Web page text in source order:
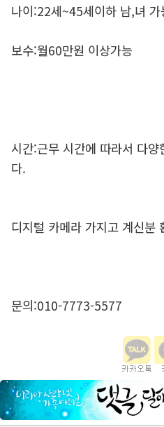
나이:22세~45세이하 남,녀 가
보수:월60만원 이상가능
시간:근무 시간에 따라서 다
다.
디지털 카메라 가지고 계신분
문의:010-7773-5577